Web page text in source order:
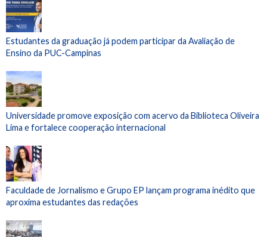
Estudantes da graduação já podem participar da Avaliação de
Ensino da PUC-Campinas
Universidade promove exposição com acervo da Biblioteca Oliveira
Lima e fortalece cooperação internacional
Faculdade de Jornalismo e Grupo EP lançam programa inédito que
aproxima estudantes das redações